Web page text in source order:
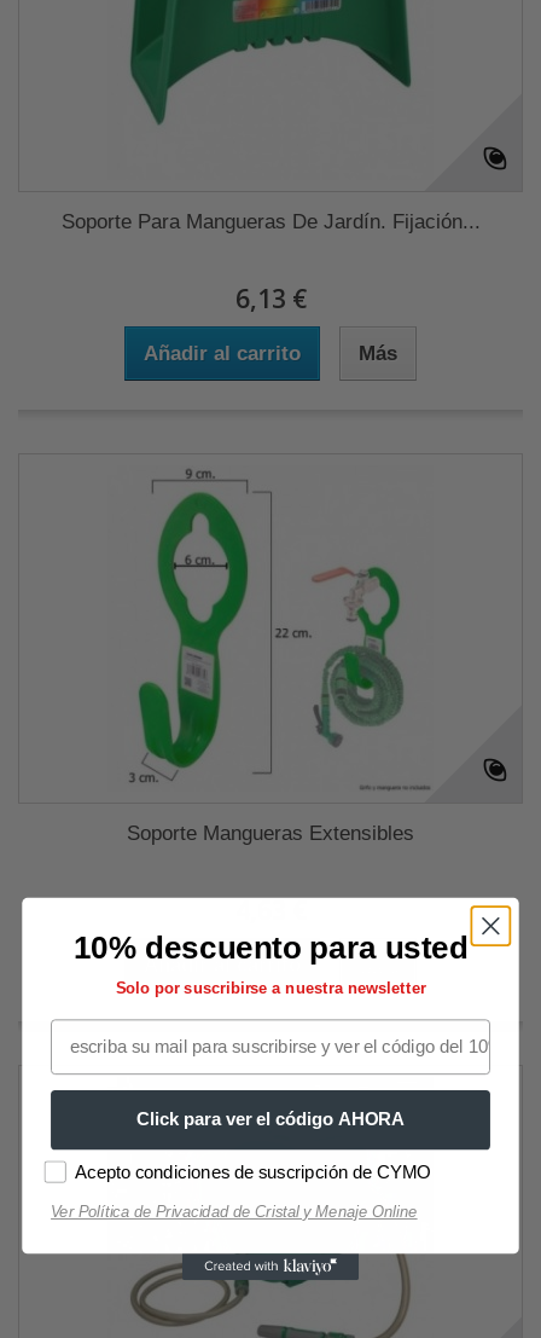
Soporte Para Mangueras De Jardín. Fijación...
6,13 €
Añadir al carrito Más
Soporte Mangueras Extensibles
4,63 €
Añadir al carrito Más
10% descuento para usted
Solo por suscribirse a nuestra newsletter
Click para ver el código AHORA
Acepto condiciones de suscripción de CYMO
Ver Política de Privacidad de Cristal y Menaje Online